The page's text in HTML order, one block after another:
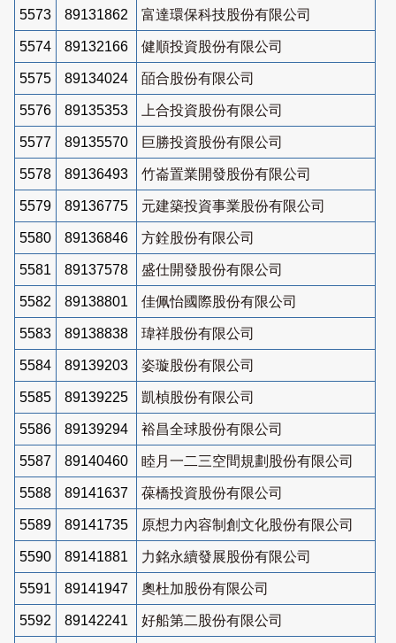
5573 89131862 富達環保科技股份有限公司
5574 89132166 健順投資股份有限公司
5575 89134024 皕合股份有限公司
5576 89135353 上合投資股份有限公司
5577 89135570 巨勝投資股份有限公司
5578 89136493 竹崙置業開發股份有限公司
5579 89136775 元建築投資事業股份有限公司
5580 89136846 方銓股份有限公司
5581 89137578 盛仕開發股份有限公司
5582 89138801 佳佩怡國際股份有限公司
5583 89138838 瑋祥股份有限公司
5584 89139203 姿璇股份有限公司
5585 89139225 凱楨股份有限公司
5586 89139294 裕昌全球股份有限公司
5587 89140460 睦月一二三空間規劃股份有限公司
5588 89141637 葆橋投資股份有限公司
5589 89141735 原想力內容制創文化股份有限公司
5590 89141881 力銘永續發展股份有限公司
5591 89141947 奧杜加股份有限公司
5592 89142241 好船第二股份有限公司